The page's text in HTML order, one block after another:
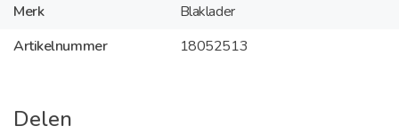
Merk
Blaklader
Artikelnummer
18052513
Delen